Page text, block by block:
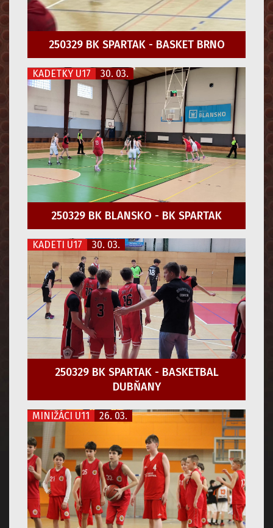
250329 BK SPARTAK - BASKET BRNO
KADETKY U17 30. 03.
250329 BK BLANSKO - BK SPARTAK
KADETI U17 30. 03.
250329 BK SPARTAK - BASKETBAL
DUBŇANY
MINIŽÁCI U11 26. 03.